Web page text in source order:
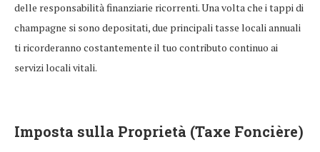
delle responsabilità finanziarie ricorrenti. Una volta che i tappi di
champagne si sono depositati, due principali tasse locali annuali
ti ricorderanno costantemente il tuo contributo continuo ai
servizi locali vitali.
Imposta sulla Proprietà (Taxe Foncière)